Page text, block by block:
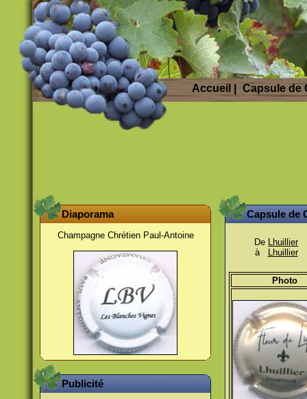
Accueil Capsule de
Diaporama
Champagne Chrétien Paul-Antoine
Publicité
Capsule de
De Lhuillier
à
Lhuillier
Photo